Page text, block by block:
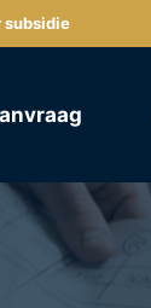
subsidie